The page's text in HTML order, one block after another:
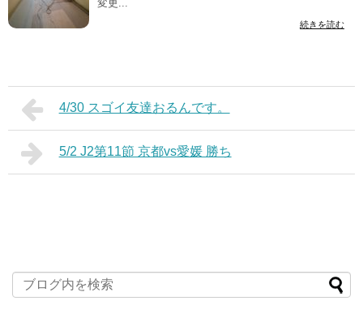
変更...
続きを読む
4/30 スゴイ友達おるんです。
5/2 J2第11節 京都vs愛媛 勝ち